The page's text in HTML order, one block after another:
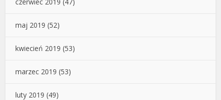
maj 2019 (52)
kwiecień 2019 (53)
marzec 2019 (53)
luty 2019 (49)